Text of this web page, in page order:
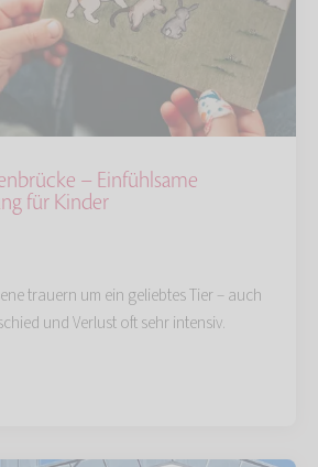
– Einfühlsame
für Kinder
trauern um ein geliebtes Tier – auch
und Verlust oft sehr intensiv.